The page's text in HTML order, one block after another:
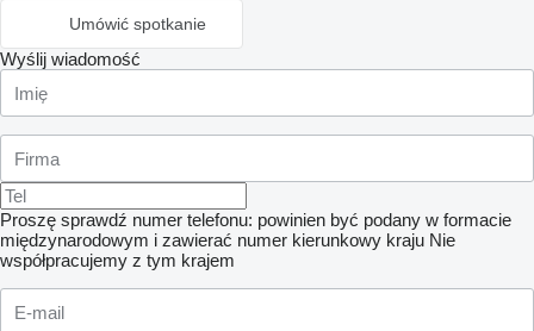
Umówić spotkanie
Wyślij wiadomość
Proszę sprawdź numer telefonu: powinien być podany w formacie
międzynarodowym i zawierać numer kierunkowy kraju Nie
współpracujemy z tym krajem